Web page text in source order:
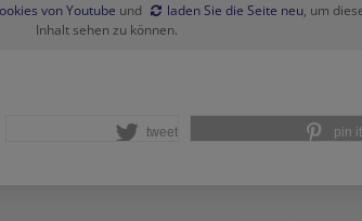
von Youtube und laden Sie die Seite neu, um
Inhalt sehen zu können.
tweet pin it